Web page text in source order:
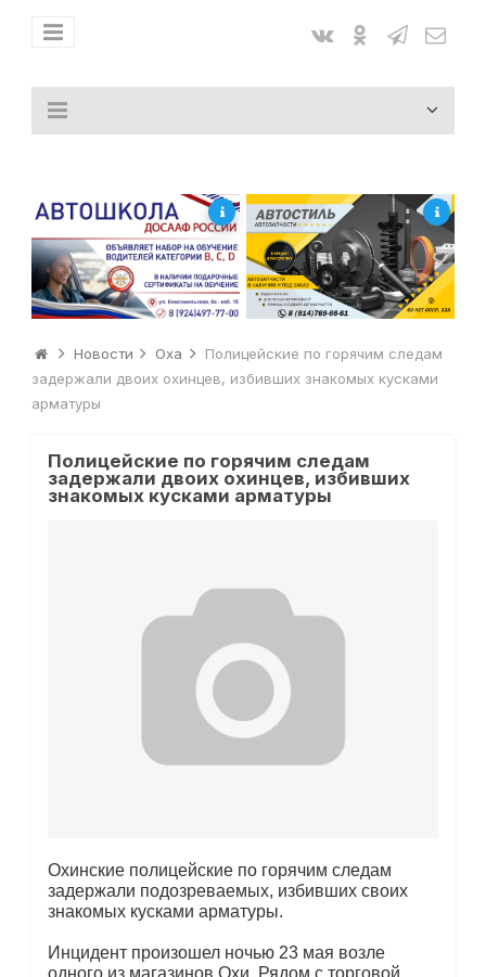
Новости Оха
Полицейские по горячим следам
задержали двоих охинцев, избивших знакомых кусками
арматуры
Полицейские по горячим следам
задержали двоих охинцев, избивших
знакомых кусками арматуры
Охинские полицейские по горячим следам
задержали подозреваемых, избивших своих
знакомых кусками арматуры.
Инцидент произошел ночью 23 мая возле
одного из магазинов Охи. Рядом с торговой